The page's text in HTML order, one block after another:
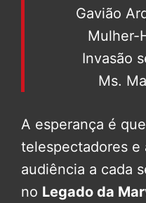
Gavião
Mulher-
Invasão
Ms.
A esperança é
telespectadores e
audiência a cada
no Legado da